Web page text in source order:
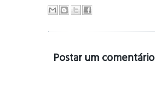
Postar um comentário